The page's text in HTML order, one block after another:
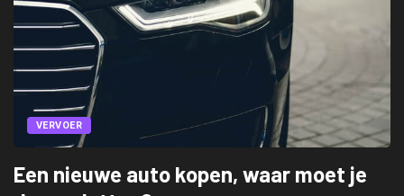
VERVOER
Een nieuwe auto kopen, waar moet je